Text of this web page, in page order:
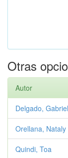
Otras
Autor
Delgado,
Orellana, Nataly
Quindi, Toa